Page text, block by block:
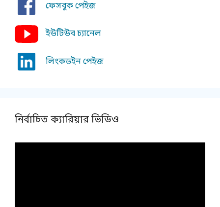
ফেসবুক পেইজ
ইউটিউব চ্যানেল
লিংকডইন পেইজ
নির্বাচিত ক্যারিয়ার ভিডিও